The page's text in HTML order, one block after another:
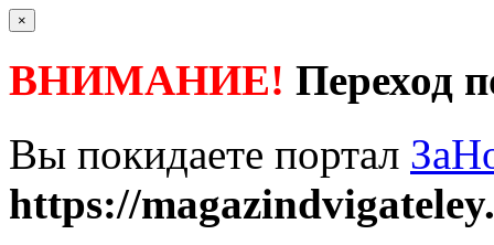
×
ВНИМАНИЕ! Переход
Вы покидаете портал
https://